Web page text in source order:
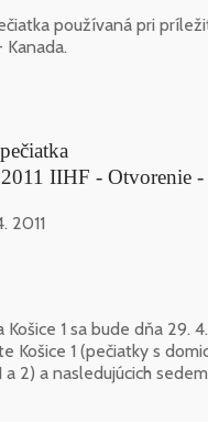
používaná pri
IIHF - Otvorenie
2011
1 sa bude dňa 29.
Košice 1 (pečiatky s
2) a nasledujúcich